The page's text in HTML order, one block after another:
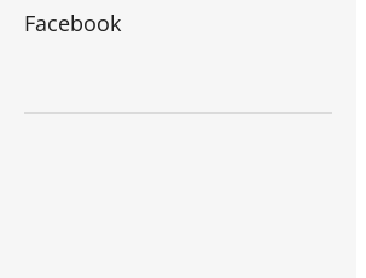
Facebook